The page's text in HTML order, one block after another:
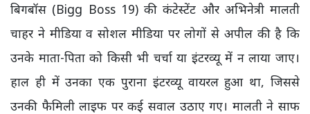
बिगबॉस (Bigg Boss 19) की कंटेस्टेंट और अभिनेत्री मालती
चाहर ने मीडिया व सोशल मीडिया पर लोगों से अपील की है कि
उनके माता-पिता को किसी भी चर्चा या इंटरव्यू में न लाया जाए।
हाल ही में उनका एक पुराना इंटरव्यू वायरल हुआ था, जिससे
उनकी फैमिली लाइफ पर कई सवाल उठाए गए। मालती ने साफ